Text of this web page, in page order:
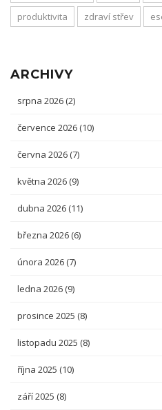
produktivita
zdraví střev
ARCHIVY
srpna 2026 (2)
července 2026 (10)
června 2026 (7)
května 2026 (9)
dubna 2026 (11)
března 2026 (6)
února 2026 (7)
ledna 2026 (9)
prosince 2025 (8)
listopadu 2025 (8)
října 2025 (10)
září 2025 (8)